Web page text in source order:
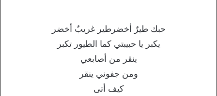
حبك طيرٌ أخضرطير غريبٌ أخضر
يكبر يا حبيبتي كما الطيور تكبر
ينقر من أصابعي
ومن جفوني ينقر
كيف أتى